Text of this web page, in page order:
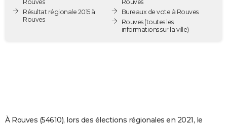
Destinations
City break
Voyage nature
Voyage de noces
Forum
Climat
PHOTO
PROGRAMME TV
Rouves
Résultat régionale 2015 à
Rouves
Rouves
Bureaux de vote à Rouves
Rouves(toutes les
informations sur la ville)
À Rouves (54610), lors des élections régionales en 2021, le